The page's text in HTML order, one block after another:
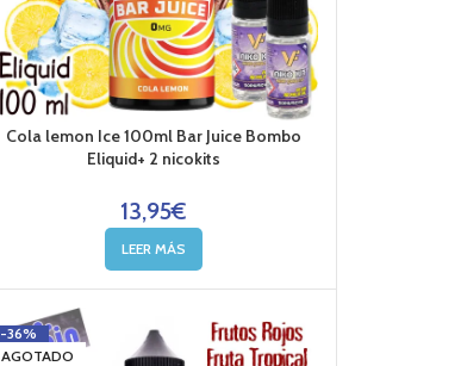
Cola lemon Ice 100ml Bar Juice Bombo
Eliquid+ 2 nicokits
13,95€
LEER MÁS
-36%
AGOTADO